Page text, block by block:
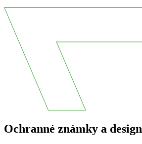
Ochranné známky a design